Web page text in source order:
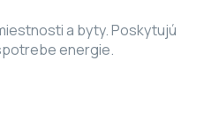
a byty. Poskytujú
energie.